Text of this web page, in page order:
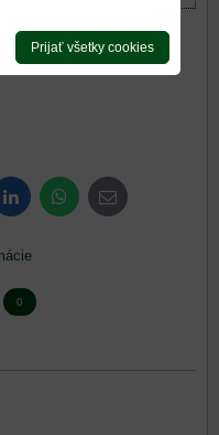
LinkedInWhatsApp
E-
mail
0
Prijať všetky cookies